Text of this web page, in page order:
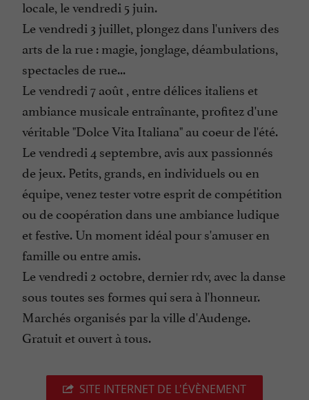
locale, le vendredi 5 juin.
Le vendredi 3 juillet, plongez dans l'univers des
arts de la rue : magie, jonglage, déambulations,
spectacles de rue...
Le vendredi 7 août , entre délices italiens et
ambiance musicale entraînante, profitez d'une
véritable "Dolce Vita Italiana" au coeur de l'été.
Le vendredi 4 septembre, avis aux passionnés
de jeux. Petits, grands, en individuels ou en
équipe, venez tester votre esprit de compétition
ou de coopération dans une ambiance ludique
et festive. Un moment idéal pour s'amuser en
famille ou entre amis.
Le vendredi 2 octobre, dernier rdv, avec la danse
sous toutes ses formes qui sera à l'honneur.
Marchés organisés par la ville d'Audenge.
Gratuit et ouvert à tous.
SITE INTERNET DE L'ÉVÈNEMENT